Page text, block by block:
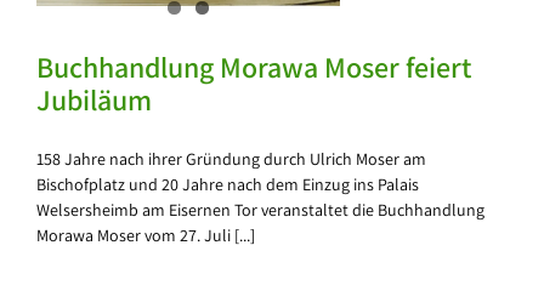
Buchhandlung Morawa Moser feiert
Jubiläum
158 Jahre nach ihrer Gründung durch Ulrich Moser am
Bischofplatz und 20 Jahre nach dem Einzug ins Palais
Welsersheimb am Eisernen Tor veranstaltet die Buchhandlung
Morawa Moser vom 27. Juli [...]